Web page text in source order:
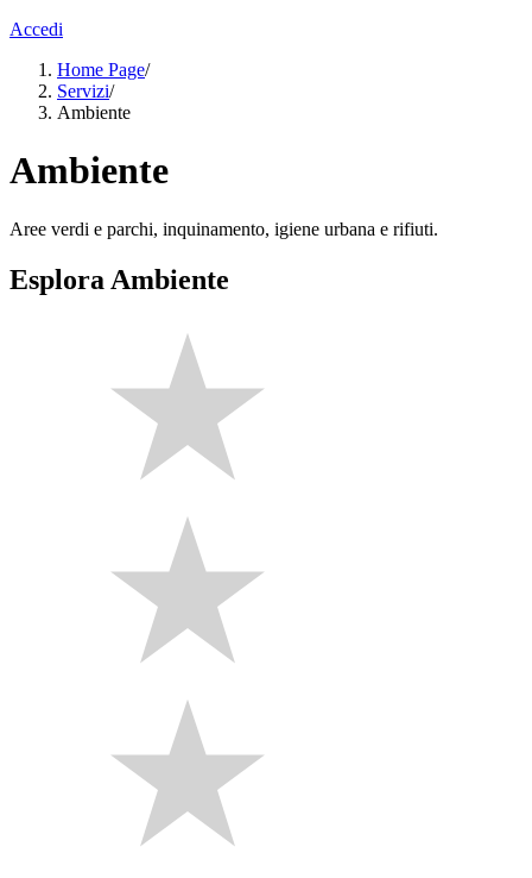
Accedi
Home Page/
Servizi/
Ambiente
Ambiente
Aree verdi e parchi, inquinamento, igiene urbana e rifiuti.
Esplora Ambiente